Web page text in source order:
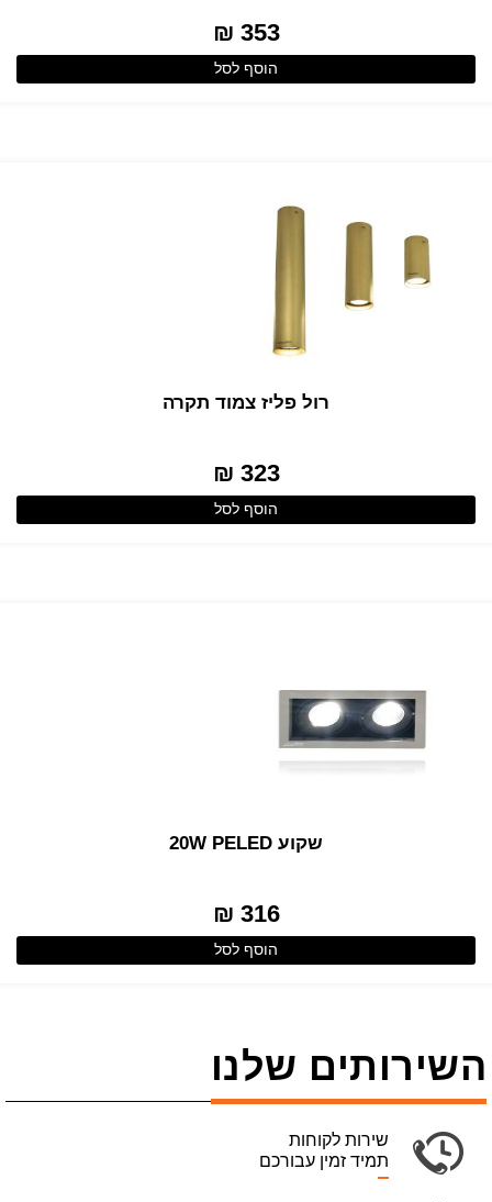
353 ₪
הוסף לסל
רול פליז צמוד תקרה
323 ₪
הוסף לסל
שקוע 20W PELED
316 ₪
הוסף לסל
השירותים שלנו
שירות לקוחות
תמיד זמין עבורכם